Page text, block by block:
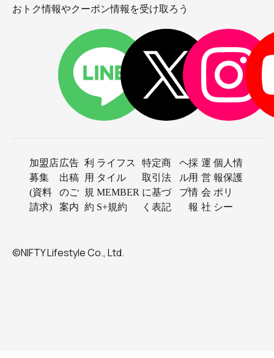
おトク情報やクーポン情報を受け取ろう
加盟店
募集
(資料
請求)
広告
出稿
のご
案内
利
用
規
約
ライフス
タイル
MEMBER
S+規約
特定商
取引法
に基づ
く表記
ヘ
ル
プ
採
用
情
報
運
営
会
社
個人情
報保護
ポリ
シー
©NIFTY Lifestyle Co., Ltd.